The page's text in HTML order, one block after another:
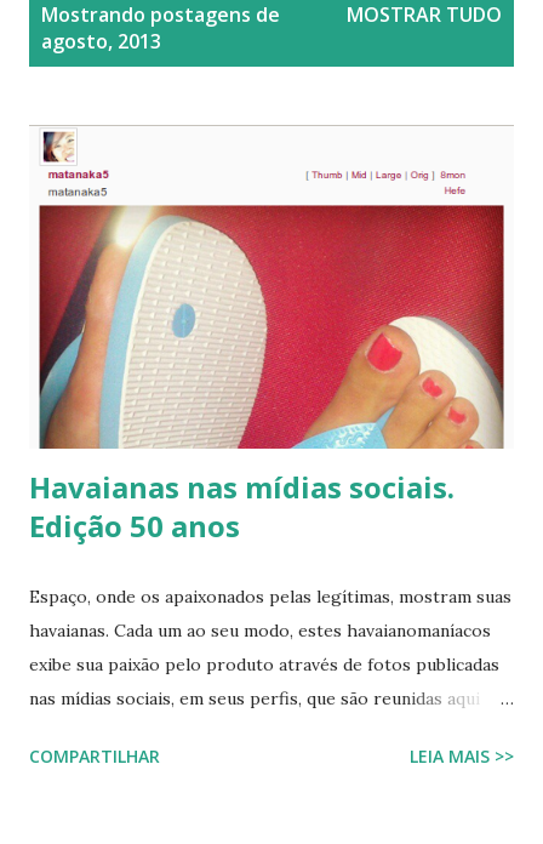
Mostrando postagens de
agosto, 2013
MOSTRAR TUDO
Havaianas nas mídias sociais.
Edição 50 anos
Espaço, onde os apaixonados pelas legítimas, mostram suas
havaianas. Cada um ao seu modo, estes havaianomaníacos
exibe sua paixão pelo produto através de fotos publicadas
nas mídias sociais, em seus perfis, que são reunidas aqui
wavaiano ao seus pes hawaianas site hawaianas vídeos dos
COMPARTILHAR LEIA MAIS >>